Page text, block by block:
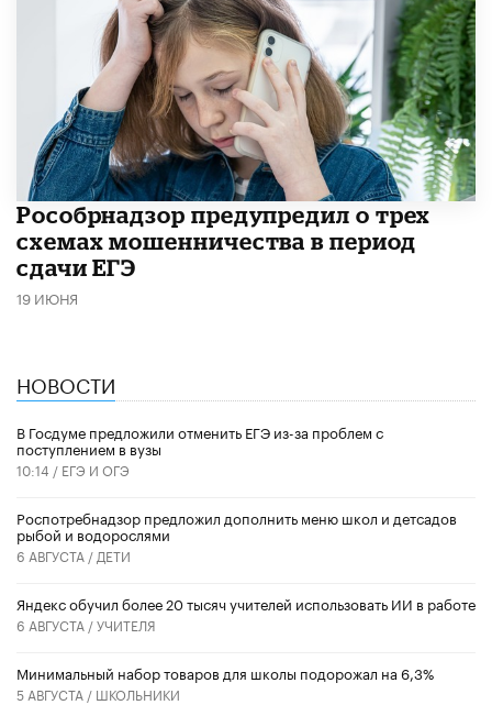
Рособрнадзор предупредил о трех
схемах мошенничества в период
сдачи ЕГЭ
19 ИЮНЯ
НОВОСТИ
В Госдуме предложили отменить ЕГЭ из-за проблем с
поступлением в вузы
10:14 / ЕГЭ И ОГЭ
Роспотребнадзор предложил дополнить меню школ и детсадов
рыбой и водорослями
6 АВГУСТА / ДЕТИ
​Яндекс обучил более 20 тысяч учителей использовать ИИ в работе
6 АВГУСТА /УЧИТЕЛЯ
Минимальный набор товаров для школы подорожал на 6,3%
5 АВГУСТА / ШКОЛЬНИКИ